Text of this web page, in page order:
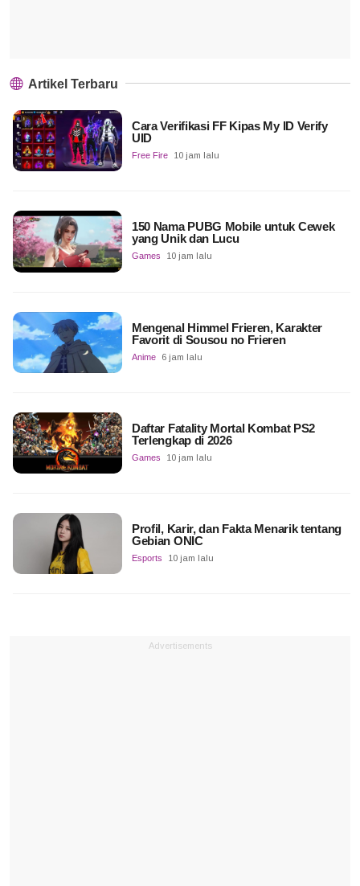
Artikel Terbaru
Cara Verifikasi FF Kipas My ID Verify
UID
Free Fire 10 jam lalu
150 Nama PUBG Mobile untuk Cewek
yang Unik dan Lucu
Games 10 jam lalu
Mengenal Himmel Frieren, Karakter
Favorit di Sousou no Frieren
Anime 6 jam lalu
Daftar Fatality Mortal Kombat PS2
Terlengkap di 2026
Games 10 jam lalu
Profil, Karir, dan Fakta Menarik tentang
Gebian ONIC
Esports 10 jam lalu
Advertisements